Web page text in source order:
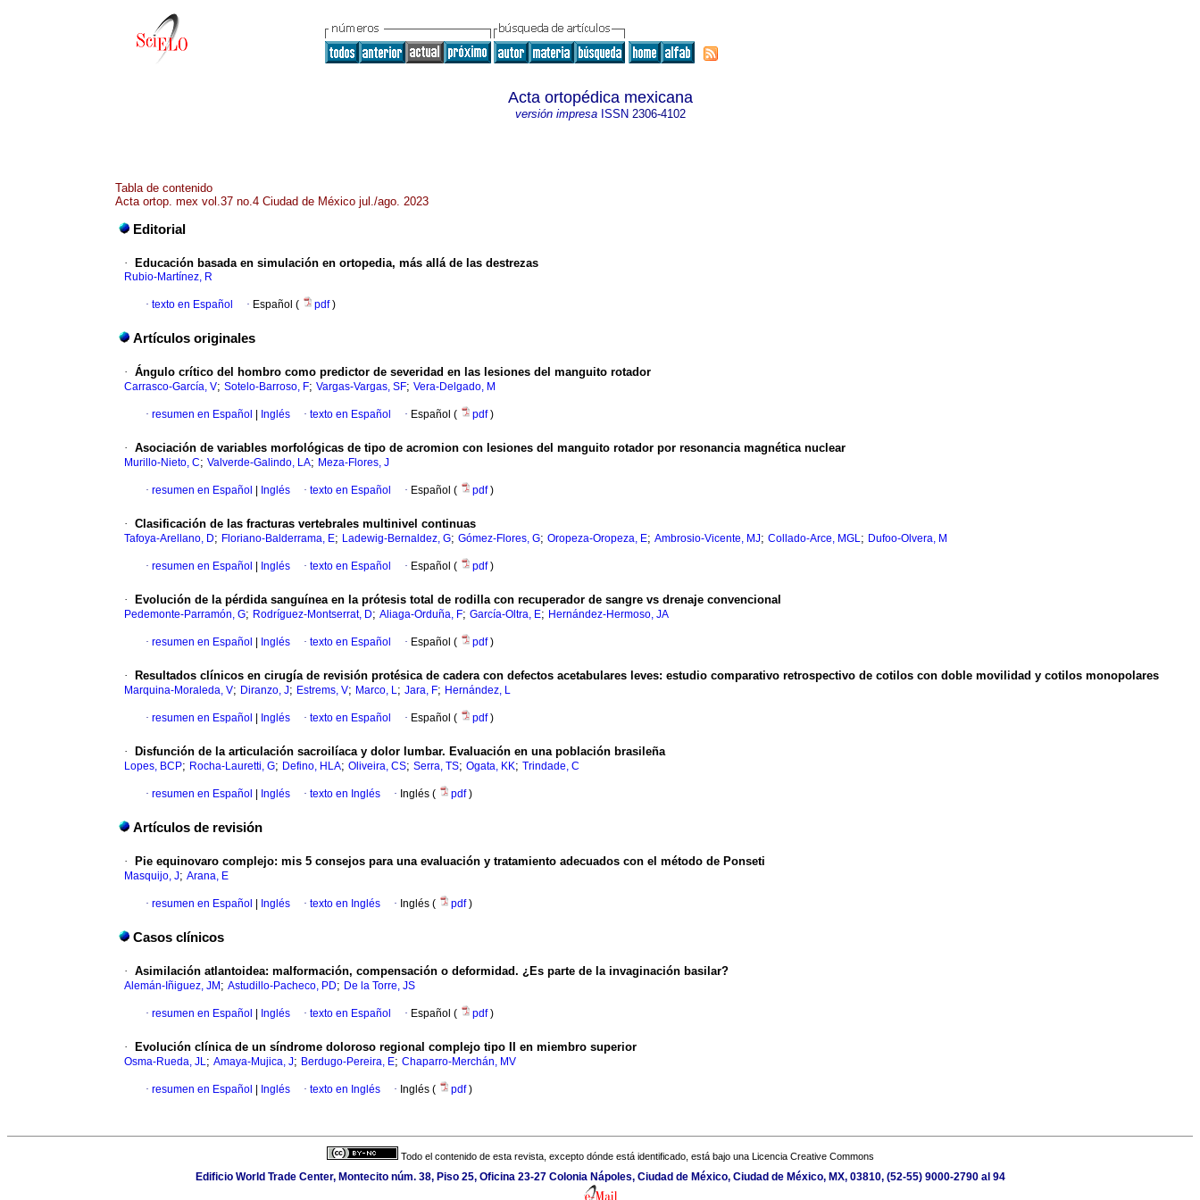
Acta ortopédica mexicana
versión impresaISSN 2306-4102
Tabla de contenido
Acta ortop. mex vol.37 no.4 Ciudad de México jul./ago. 2023
Editorial
· Educación basada en simulación en ortopedia, más allá de las destrezas
Rubio-Martínez, R
· texto en Español · Español ( pdf)
Artículos originales
· Ángulo crítico del hombro como predictor de severidad en las lesiones del manguito rotador
Carrasco-García, V; Sotelo-Barroso, F; Vargas-Vargas, SF; Vera-Delgado, M
· resumen en Español Inglés · texto en Español · Español ( pdf)
· Asociación de variables morfológicas de tipo de acromion con lesiones del manguito rotador por resonancia magnética nuclear
Murillo-Nieto, C; Valverde-Galindo, LA; Meza-Flores, J
· resumen en Español Inglés · texto en Español · Español ( pdf)
· Clasificación de las fracturas vertebrales multinivel continuas
Tafoya-Arellano, D; Floriano-Balderrama, E; Ladewig-Bernaldez, G; Gómez-Flores, G; Oropeza-Oropeza, E; Ambrosio-Vicente, MJ; Collado-Arce, MGL; Dufoo-Olvera, M
· resumen en Español Inglés · texto en Español · Español ( pdf)
· Evolución de la pérdida sanguínea en la prótesis total de rodilla con recuperador de sangre vs drenaje convencional
Pedemonte-Parramón, G; Rodríguez-Montserrat, D; Aliaga-Orduña, F; García-Oltra, E; Hernández-Hermoso, JA
· resumen en Español Inglés · texto en Español · Español ( pdf)
· Resultados clínicos en cirugía de revisión protésica de cadera con defectos acetabulares leves: estudio comparativo retrospectivo de cotilos con doble movilidad y cotilos monopolares
Marquina-Moraleda, V; Diranzo, J; Estrems, V; Marco, L; Jara, F; Hernández, L
· resumen en Español Inglés · texto en Español · Español ( pdf)
· Disfunción de la articulación sacroilíaca y dolor lumbar. Evaluación en una población brasileña
Lopes, BCP; Rocha-Lauretti, G; Defino, HLA; Oliveira, CS; Serra, TS; Ogata, KK; Trindade, C
· resumen en Español Inglés · texto en Inglés · Inglés ( pdf)
Artículos de revisión
· Pie equinovaro complejo: mis 5 consejos para una evaluación y tratamiento adecuados con el método de Ponseti
Masquijo, J; Arana, E
· resumen en Español Inglés · texto en Inglés · Inglés ( pdf)
Casos clínicos
· Asimilación atlantoidea: malformación, compensación o deformidad. ¿Es parte de la invaginación basilar?
Alemán-Iñiguez, JM ; Astudillo-Pacheco, PD; De la Torre, JS
· resumen en Español Inglés · texto en Español · Español ( pdf)
· Evolución clínica de un síndrome doloroso regional complejo tipo II en miembro superior
Osma-Rueda, JL; Amaya-Mujica, J; Berdugo-Pereira, E; Chaparro-Merchán, MV
· resumen en Español Inglés · texto en Inglés · Inglés ( pdf)
Todo el contenido de esta revista, excepto dónde está identificado, está bajo una Licencia Creative Commons
Edificio World Trade Center, Montecito núm. 38, Piso 25, Oficina 23-27 Colonia Nápoles, Ciudad de México, Ciudad de México, MX, 03810, (52-55) 9000-2790 al 94